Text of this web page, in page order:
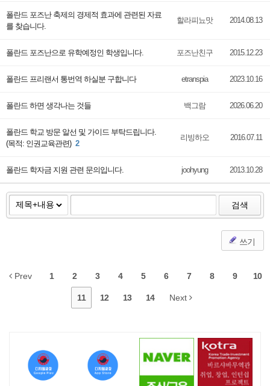
폴란드 포즈난 축제의 경제적 효과에 관련된 자료
를 찾습니다.
할라피뇨맛 2014.08.13
폴란드 포즈난으로 유학예정인 학생입니다. 포즈난친구 2015.12.23
폴란드 프리랜서 통번역 하실분 구합니다 etranspia 2023.10.16
폴란드 하면 생각나는 것들 백그람 2026.06.20
폴란드 학교 방문 알선 및 가이드 부탁드립니다.
(목적: 인권교육관련) 2
리빙하오 2016.07.11
폴란드 학자금 지원 관련 문의입니다. joohyung 2013.10.28
검색
쓰기
Prev 1 2 3 4 5 6 7 8 9 10
11 12 13 14 Next